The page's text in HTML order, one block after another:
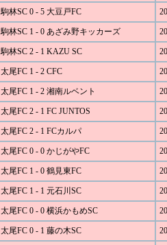
駒林SC 0 - 5 大豆戸FC
駒林SC 1 - 0 あざみ野キッカーズ
駒林SC 2 - 1 KAZU SC
太尾FC 1 - 2 CFC
太尾FC 1 - 2 湘南ルベント
太尾FC 2 - 1 FC JUNTOS
太尾FC 2 - 1 FCカルパ
太尾FC 0 - 0 かじがやFC
太尾FC 1 - 0 鶴見東FC
太尾FC 1 - 1 元石川SC
太尾FC 0 - 0 横浜かもめSC
太尾FC 0 - 1 藤の木SC